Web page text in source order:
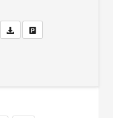
rufen Sie an
Fahrzeugexposé (PDF)